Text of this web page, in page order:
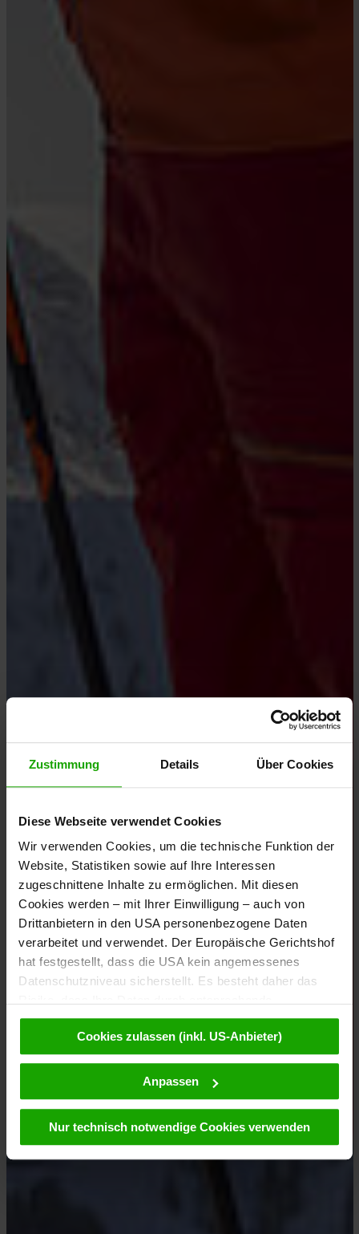
Zustimmung Details Über Cookies
Diese Webseite verwendet Cookies
Wir verwenden Cookies, um die technische Funktion der
Website, Statistiken sowie auf Ihre Interessen
zugeschnittene Inhalte zu ermöglichen. Mit diesen
Cookies werden – mit Ihrer Einwilligung – auch von
Drittanbietern in den USA personenbezogene Daten
verarbeitet und verwendet. Der Europäische Gerichtshof
hat festgestellt, dass die USA kein angemessenes
Datenschutzniveau sicherstellt. Es besteht daher das
Anordnungen gegenüber den Drittanbietern (z.B. Google,
Meta) dem Zugriff durch US-Behörden zu Kontroll- und
Überwachungszwecken unterliegen und dagegen keine
wirksamen Rechtsbehelfe zur Verfügung stehen. Mit
Ihrem Klick auf „Cookies (inkl. US-Anbietern)
von Drittanbietern (auch in den USA) verwendet werden
Cookies zulassen (inkl. US-Anbieter)
Anpassen
Nur technisch notwendige Cookies verwenden